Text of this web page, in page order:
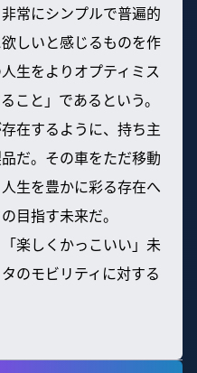
常にシンプルで普遍的
しいと感じるものを作
生をよりオプティミス
こと」であるという。
在するように、持ち主
だ。その車をただ移動
生を豊かに彩る存在へ
目指す未来だ。
楽しくかっこいい」未
のモビリティに対する